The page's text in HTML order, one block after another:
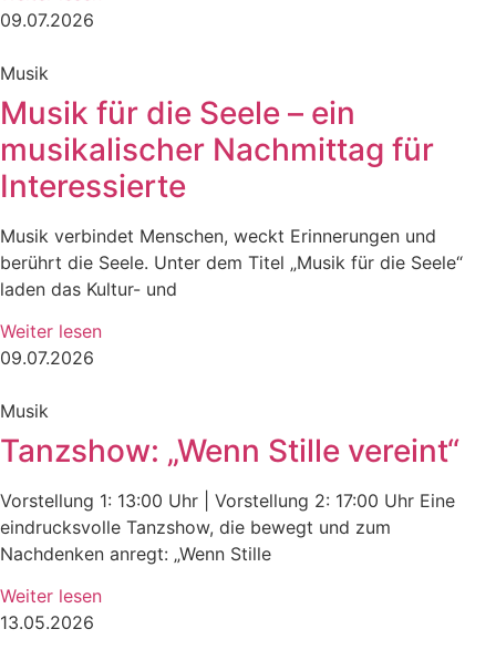
09.07.2026
Musik
Musik für die Seele – ein
musikalischer Nachmittag für
Interessierte
Musik verbindet Menschen, weckt Erinnerungen und
berührt die Seele. Unter dem Titel „Musik für die Seele“
laden das Kultur- und
Weiter lesen
09.07.2026
Musik
Tanzshow: „Wenn Stille vereint“
Vorstellung 1: 13:00 Uhr | Vorstellung 2: 17:00 Uhr Eine
eindrucksvolle Tanzshow, die bewegt und zum
Nachdenken anregt: „Wenn Stille
Weiter lesen
13.05.2026